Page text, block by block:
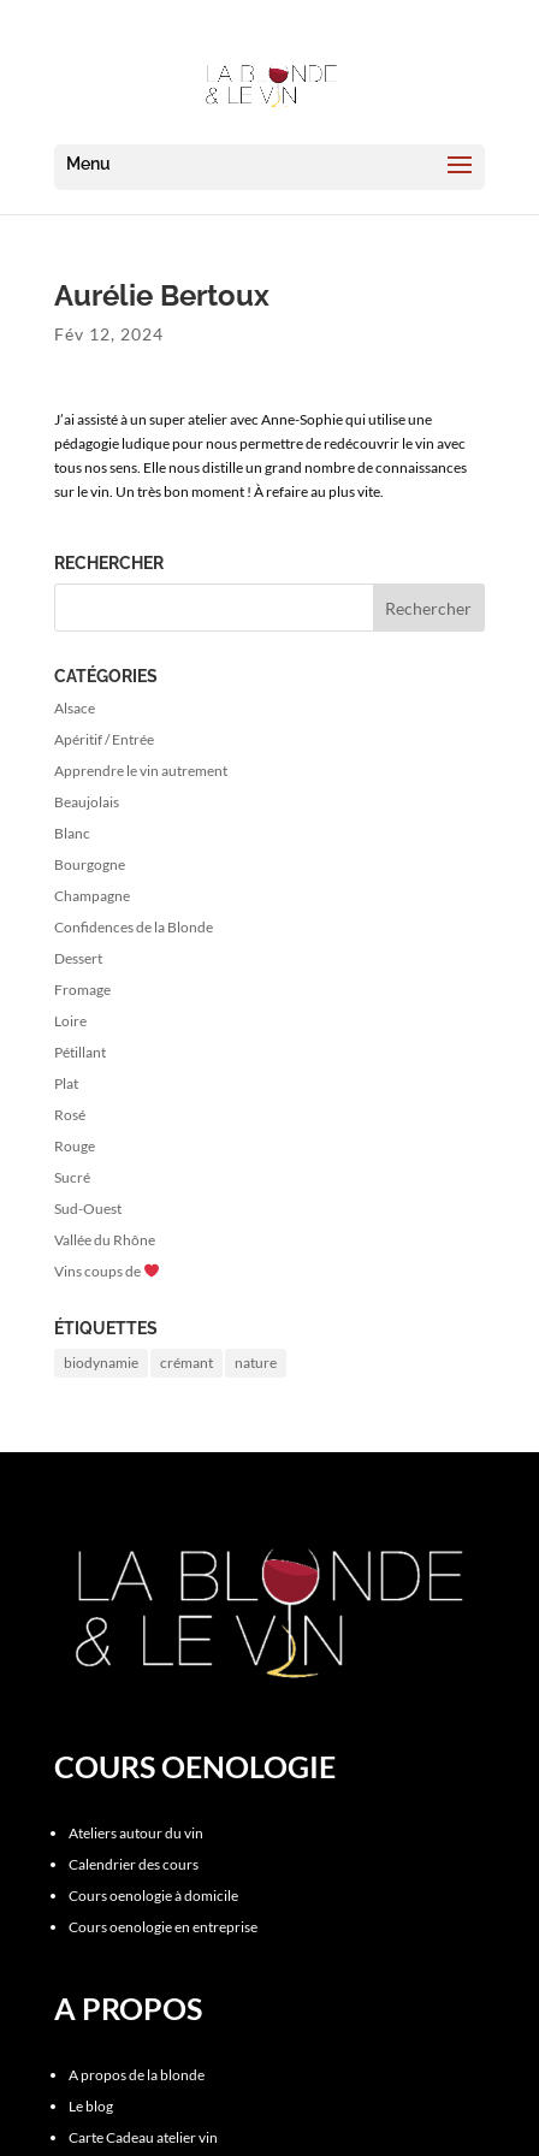
Aurélie Bertoux
Fév 12, 2024
J’ai assisté à un super atelier avec Anne-Sophie qui utilise une
pédagogie ludique pour nous permettre de redécouvrir le vin avec
tous nos sens. Elle nous distille un grand nombre de connaissances
sur le vin. Un très bon moment ! À refaire au plus vite.
RECHERCHER
CATÉGORIES
Alsace
Apéritif / Entrée
Apprendre le vin autrement
Beaujolais
Blanc
Bourgogne
Champagne
Confidences de la Blonde
Dessert
Fromage
Loire
Pétillant
Plat
Rosé
Rouge
Sucré
Sud-Ouest
Vallée du Rhône
Vins coups de
ÉTIQUETTES
biodynamie crémant nature
COURS OENOLOGIE
Ateliers autour du vin
Calendrier des cours
Cours oenologie à domicile
Cours oenologie en entreprise
A PROPOS
A propos de la blonde
Le blog
Carte Cadeau atelier vin